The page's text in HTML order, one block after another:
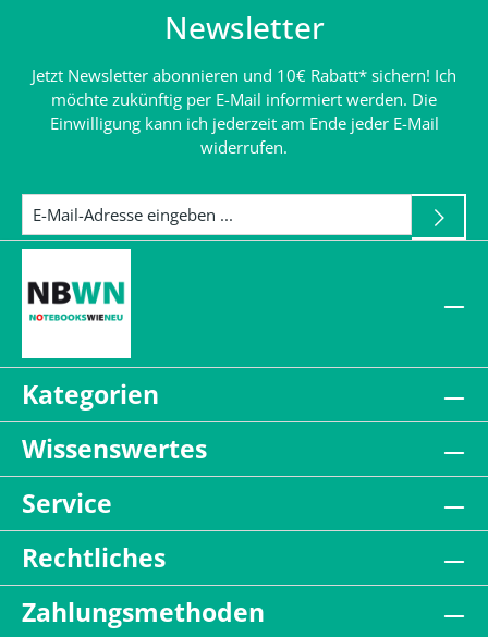
Newsletter
Jetzt Newsletter abonnieren und 10€ Rabatt* sichern! Ich
möchte zukünftig per E-Mail informiert werden. Die
Einwilligung kann ich jederzeit am Ende jeder E-Mail
widerrufen.
Kategorien
Wissenswertes
Service
Rechtliches
Zahlungsmethoden